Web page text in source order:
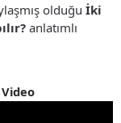
olduğu İki
anlatımlı